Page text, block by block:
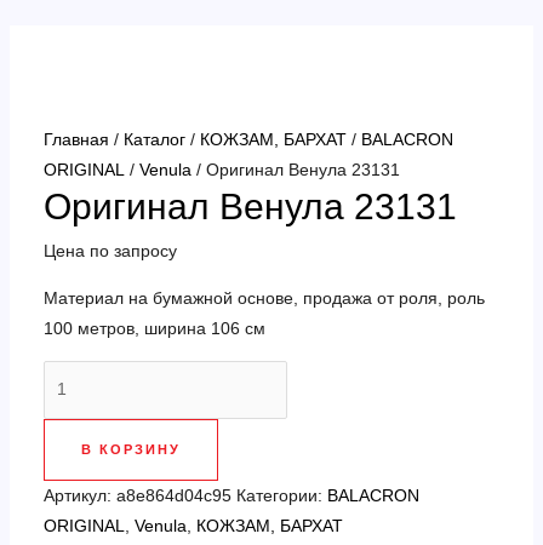
Главная / Каталог/ КОЖЗАМ, БАРХАТ/ BALACRON
ORIGINAL / Venula / Оригинал Венула 23131
Оригинал Венула 23131
Цена по запросу
Материал на бумажной основе, продажа от роля, роль
100 метров, ширина 106 см
23131
В КОРЗИНУ
Артикул: a8e864d04c95 Категории: BALACRON
ORIGINAL
Venula КОЖЗАМ, БАРХАТ